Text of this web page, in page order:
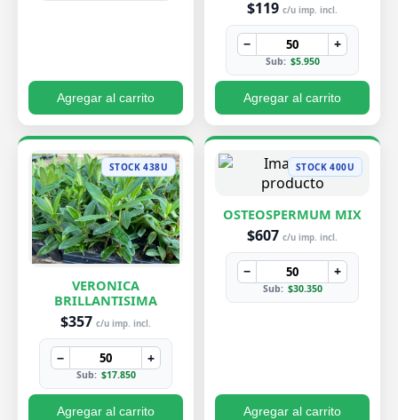
Agregar al carrito
$119 c/u imp. incl.
− +
Sub: $5.950
Agregar al carrito
STOCK 438U
VERONICA
BRILLANTISIMA
$357 c/u imp. incl.
− +
Sub: $17.850
Agregar al carrito
STOCK 400U
OSTEOSPERMUM MIX
$607 c/u imp. incl.
− +
Sub: $30.350
Agregar al carrito